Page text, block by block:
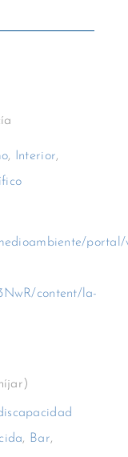
, Interior,
content/la-
, Bar,